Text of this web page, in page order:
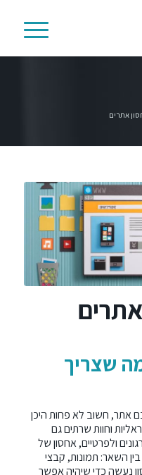
אתרים
שצריך
אתר, חשוב לא פחות היכן
וחוות שרתים גם
ולפרטיים, אחסון של
השאר: תמונות, קבצי
נעשה כדי שיהיה אפשר